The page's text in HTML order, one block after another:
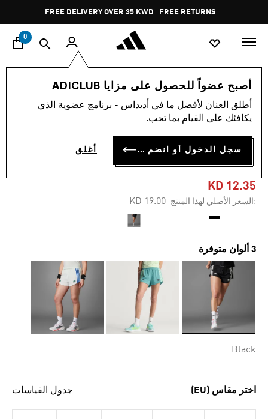
Pause
promotion
rotation
FREE DELIVERY OVER 35 KWD FREE RETURNS
0
أصبح عضواً للحصول على مزايا ADICLUB
أطلق العنان لأفضل ما في أديداس - برنامج عضوية الذي
يكافئك على القيام بما تحب.
سجل الدخول أو انضم الآن أغلق
النساء ملابس
-35%
شورت RUNNERS
CLIMACOOL
KD 12.35
:السعر الأصلي لهذا المنتج Price reduced from
KD 19.00
to
3 ألوان متوفرة
Black
اختر مقاس (EU) جدول القياسات